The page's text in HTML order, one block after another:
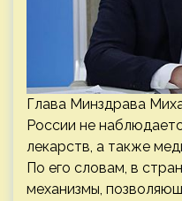
Глава Минздрава
России не
лекарств, а также
По его словам, в
механизмы,